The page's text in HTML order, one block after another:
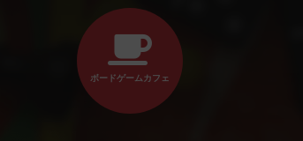
ボードゲームカフェ